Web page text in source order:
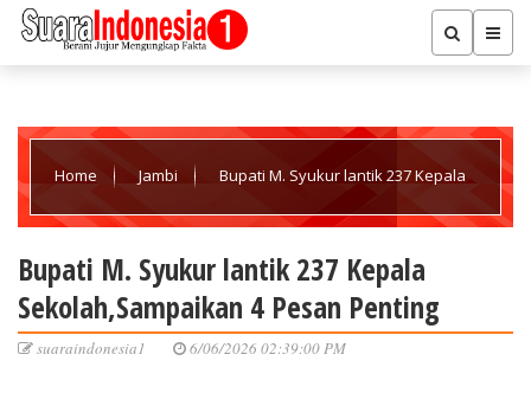
Home Jambi Bupati M. Syukur lantik 237 Kepala
Bupati M. Syukur lantik 237 Kepala
Sekolah,Sampaikan 4 Pesan Penting
suaraindonesia1 6/06/2026 02:39:00 PM